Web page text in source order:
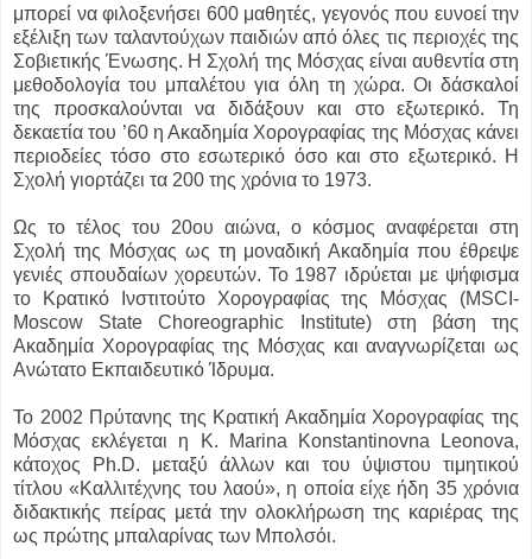
μπορεί να φιλοξενήσει 600 μαθητές, γεγονός που ευνοεί την
εξέλιξη των ταλαντούχων παιδιών από όλες τις περιοχές της
Σοβιετικής Ένωσης. Η Σχολή της Μόσχας είναι αυθεντία στη
μεθοδολογία του μπαλέτου για όλη τη χώρα. Οι δάσκαλοί
της προσκαλούνται να διδάξουν και στο εξωτερικό. Τη
δεκαετία του ’60 η Ακαδημία Χορογραφίας της Μόσχας κάνει
περιοδείες τόσο στο εσωτερικό όσο και στο εξωτερικό. Η
Σχολή γιορτάζει τα 200 της χρόνια το 1973.
Ως το τέλος του 20ου αιώνα, ο κόσμος αναφέρεται στη
Σχολή της Μόσχας ως τη μοναδική Ακαδημία που έθρεψε
γενιές σπουδαίων χορευτών. Το 1987 ιδρύεται με ψήφισμα
το Κρατικό Ινστιτούτο Χορογραφίας της Μόσχας (MSCI-
Moscow State Choreographic Institute) στη βάση της
Ακαδημία Χορογραφίας της Μόσχας και αναγνωρίζεται ως
Ανώτατο Εκπαιδευτικό Ίδρυμα.
Το 2002 Πρύτανης της Κρατική Ακαδημία Χορογραφίας της
Μόσχας εκλέγεται η K. Marina Konstantinovna Leonova,
κάτοχος Ph.D. μεταξύ άλλων και του ύψιστου τιμητικού
τίτλου «Καλλιτέχνης του λαού», η οποία είχε ήδη 35 χρόνια
διδακτικής πείρας μετά την ολοκλήρωση της καριέρας της
ως πρώτης μπαλαρίνας των Μπολσόι.